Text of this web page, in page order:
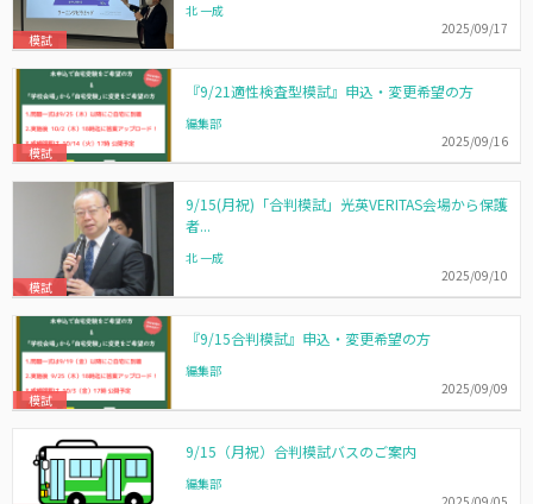
模試
北 一成
2025/09/17
模試
『9/21適性検査型模試』申込・変更希望の方
編集部
2025/09/16
模試
9/15(月祝)「合判模試」光英VERITAS会場から保護
者...
北 一成
2025/09/10
模試
『9/15合判模試』申込・変更希望の方
編集部
2025/09/09
9/15（月祝）合判模試バスのご案内
編集部